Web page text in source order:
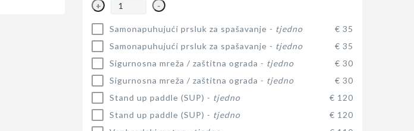
+ -
Samonapuhujući prsluk za spašavanje - tjedno
€ 35
Samonapuhujući prsluk za spašavanje - tjedno
€ 35
Sigurnosna mreža / zaštitna ograda - tjedno
€ 30
Sigurnosna mreža / zaštitna ograda - tjedno
€ 30
Stand up paddle (SUP) - tjedno
€ 120
Stand up paddle (SUP) - tjedno
€ 120